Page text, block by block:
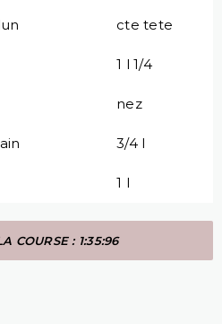
cte tete
1 l 1/4
nez
3/4 l
1 l
COURSE : 1:35:96